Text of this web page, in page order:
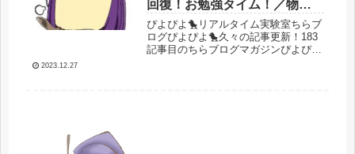
回復！お勉強タイム！／物販
の年間変化が出た！発覚した
想定外の穴とは・・・？」
ぴよぴよ🐤リアルタイム実験室ちらブ
ログぴよぴよ🐤久々の記事更新！183
記事目のちらブログマガジンぴよぴよ
2023.12.27